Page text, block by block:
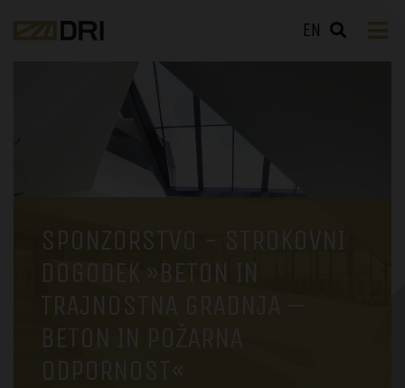
EN
SPONZORSTVO - STROKOVNI
DOGODEK »BETON IN
TRAJNOSTNA GRADNJA –
BETON IN POŽARNA
ODPORNOST«